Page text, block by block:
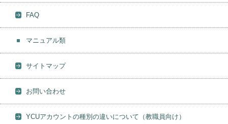
FAQ
マニュアル類
サイトマップ
お問い合わせ
YCUアカウントの種別の違いについて（教職員向け）